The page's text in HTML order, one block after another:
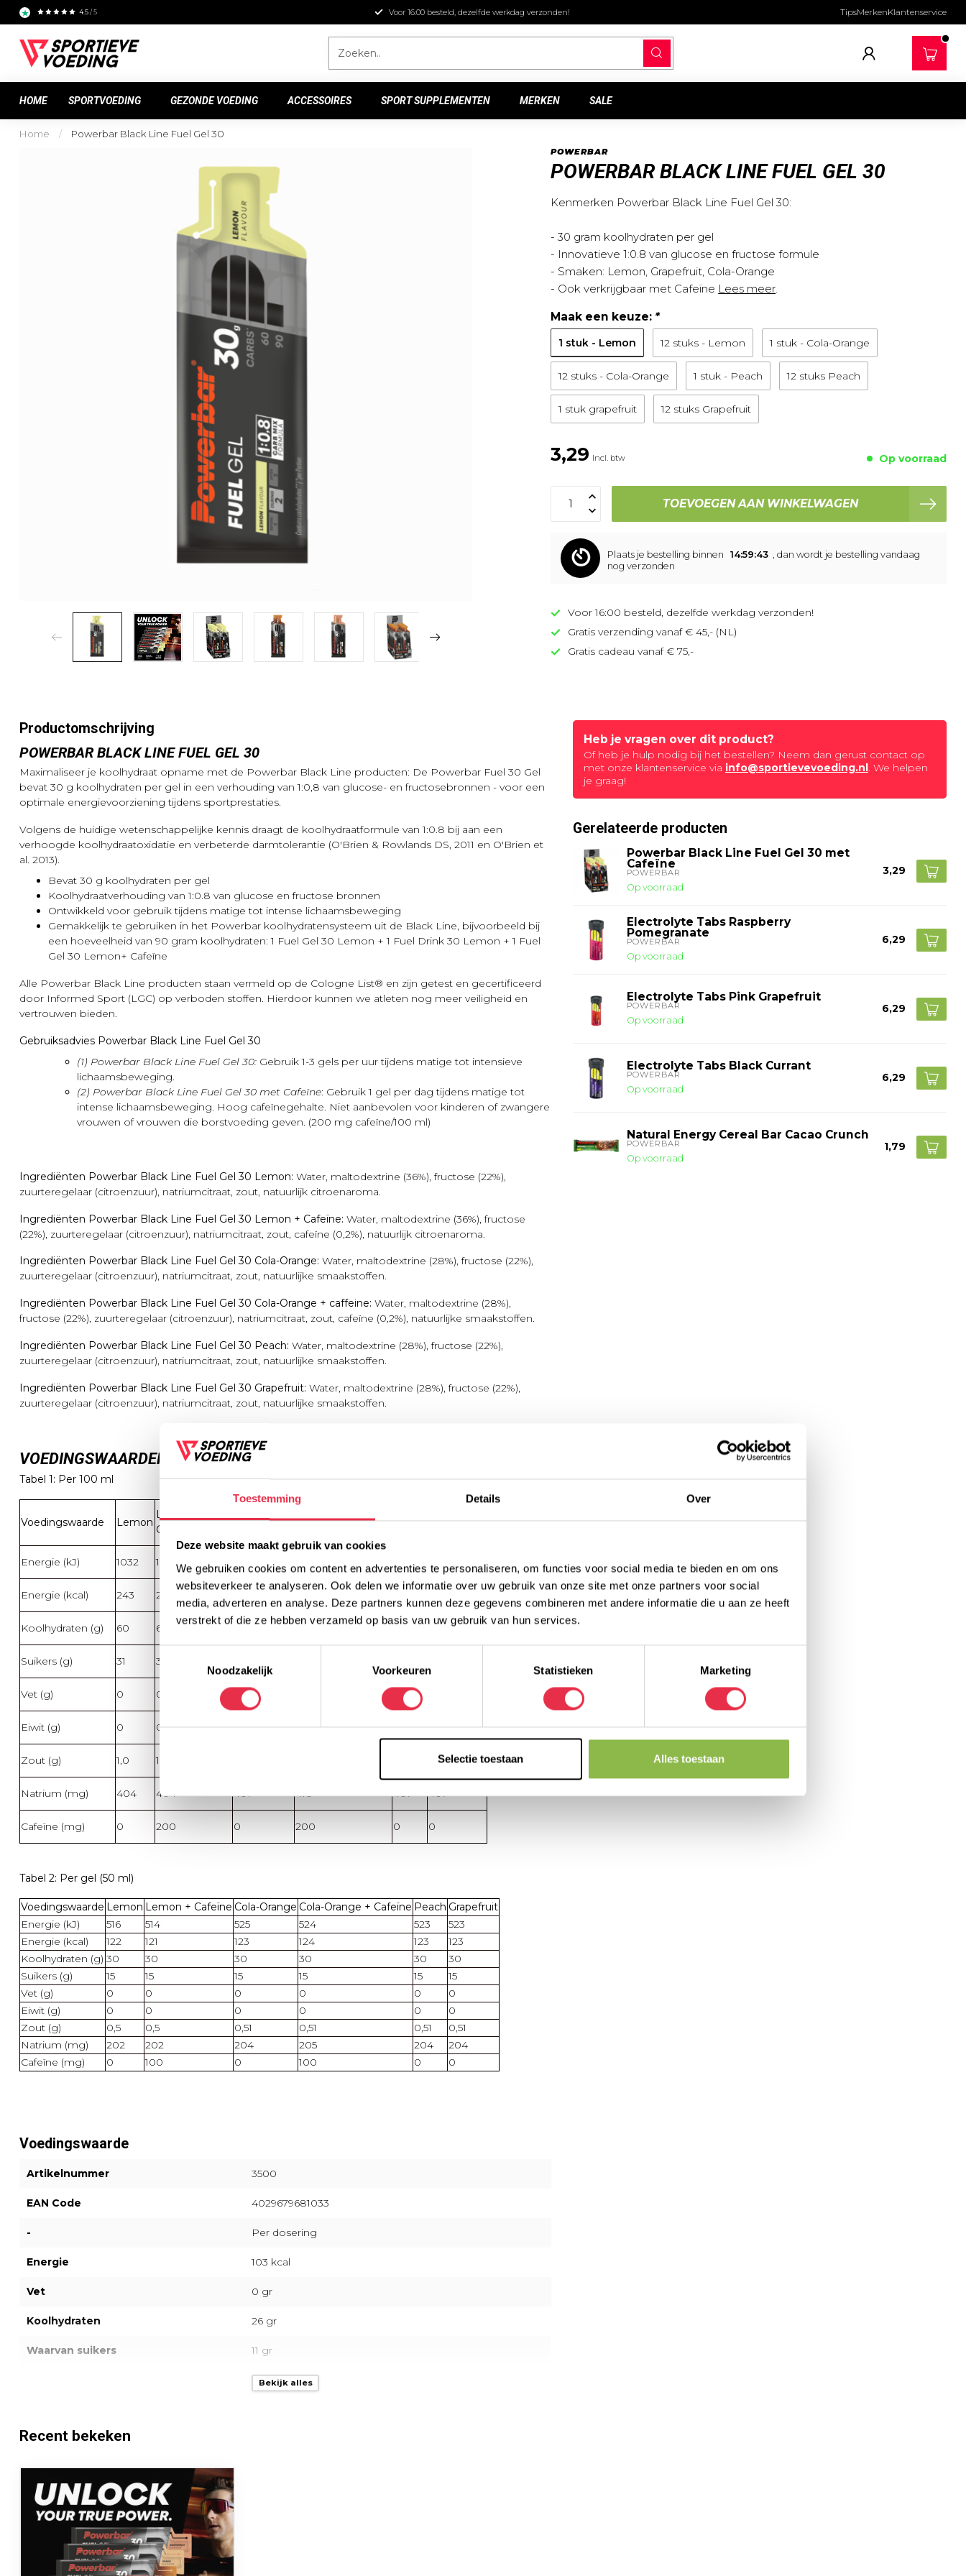
Toestemming Details Over
Deze website maakt gebruik van cookies
We gebruiken cookies om content en advertenties te personaliseren, om functies voor social media te bieden en om ons
websiteverkeer te analyseren. Ook delen we informatie over uw gebruik van onze site met onze partners voor social
media, adverteren en analyse. Deze partners kunnen deze gegevens combineren met andere informatie die u aan ze heeft
verstrekt of die ze hebben verzameld op basis van uw gebruik van hun services.
Noodzakelijk
Voorkeuren Statistieken Marketing
Selectie toestaan Alles toestaan
4.5/ 5 Voor 16:00 besteld, dezelfde werkdag verzonden! TipsMerkenKlantenservice
HOME SPORTVOEDING GEZONDE VOEDING ACCESSOIRES SPORT SUPPLEMENTEN MERKEN SALE
Home / Powerbar Black Line Fuel Gel 30
POWERBAR
POWERBAR BLACK LINE FUEL GEL 30
Kenmerken Powerbar Black Line Fuel Gel 30:
- 30 gram koolhydraten per gel
- Innovatieve 1:0.8 van glucose en fructose formule
- Smaken: Lemon, Grapefruit, Cola-Orange
- Ook verkrijgbaar met Cafeïne Lees meer.
Maak een keuze: *
1 stuk - Lemon 12 stuks - Lemon 1 stuk - Cola-Orange
12 stuks - Cola-Orange 1 stuk - Peach 12 stuks Peach
1 stuk grapefruit 12 stuks Grapefruit
3,29 Incl. btw Op voorraad
TOEVOEGEN AAN WINKELWAGEN
Plaats je bestelling binnen 14:59:43 , dan wordt je bestelling vandaag
nog verzonden
Voor 16:00 besteld, dezelfde werkdag verzonden!
Gratis verzending vanaf € 45,- (NL)
Gratis cadeau vanaf € 75,-
Productomschrijving
POWERBAR BLACK LINE FUEL GEL 30
Maximaliseer je koolhydraat opname met de Powerbar Black Line producten: De Powerbar Fuel 30 Gel
bevat 30 g koolhydraten per gel in een verhouding van 1:0,8 van glucose- en fructosebronnen - voor een
optimale energievoorziening tijdens sportprestaties.
Volgens de huidige wetenschappelijke kennis draagt de koolhydraatformule van 1:0.8 bij aan een
verhoogde koolhydraatoxidatie en verbeterde darmtolerantie (O'Brien & Rowlands DS, 2011 en O'Brien et
al. 2013).
Bevat 30 g koolhydraten per gel
Koolhydraatverhouding van 1:0.8 van glucose en fructose bronnen
Ontwikkeld voor gebruik tijdens matige tot intense lichaamsbeweging
Gemakkelijk te gebruiken in het Powerbar koolhydratensysteem uit de Black Line, bijvoorbeeld bij
een hoeveelheid van 90 gram koolhydraten: 1 Fuel Gel 30 Lemon + 1 Fuel Drink 30 Lemon + 1 Fuel
Gel 30 Lemon+ Cafeïne
Alle Powerbar Black Line producten staan vermeld op de Cologne List® en zijn getest en gecertificeerd
door Informed Sport (LGC) op verboden stoffen. Hierdoor kunnen we atleten nog meer veiligheid en
vertrouwen bieden.
Gebruiksadvies Powerbar Black Line Fuel Gel 30
(1) Powerbar Black Line Fuel Gel 30: Gebruik 1-3 gels per uur tijdens matige tot intensieve
lichaamsbeweging.
(2) Powerbar Black Line Fuel Gel 30 met Cafeïne: Gebruik 1 gel per dag tijdens matige tot
intense lichaamsbeweging. Hoog cafeïnegehalte. Niet aanbevolen voor kinderen of zwangere
vrouwen of vrouwen die borstvoeding geven. (200 mg cafeïne/100 ml)
Ingrediënten Powerbar Black Line Fuel Gel 30 Lemon: Water, maltodextrine (36%), fructose (22%),
zuurteregelaar (citroenzuur), natriumcitraat, zout, natuurlijk citroenaroma.
Ingrediënten Powerbar Black Line Fuel Gel 30 Lemon + Cafeïne: Water, maltodextrine (36%), fructose
(22%), zuurteregelaar (citroenzuur), natriumcitraat, zout, cafeïne (0,2%), natuurlijk citroenaroma.
Ingrediënten Powerbar Black Line Fuel Gel 30 Cola-Orange: Water, maltodextrine (28%), fructose (22%),
zuurteregelaar (citroenzuur), natriumcitraat, zout, natuurlijke smaakstoffen.
Ingrediënten Powerbar Black Line Fuel Gel 30 Cola-Orange + caffeine: Water, maltodextrine (28%),
fructose (22%), zuurteregelaar (citroenzuur), natriumcitraat, zout, cafeïne (0,2%), natuurlijke smaakstoffen.
Ingrediënten Powerbar Black Line Fuel Gel 30 Peach: Water, maltodextrine (28%), fructose (22%),
zuurteregelaar (citroenzuur), natriumcitraat, zout, natuurlijke smaakstoffen.
Ingrediënten Powerbar Black Line Fuel Gel 30 Grapefruit: Water, maltodextrine (28%), fructose (22%),
zuurteregelaar (citroenzuur), natriumcitraat, zout, natuurlijke smaakstoffen.
VOEDINGSWAARDEN:
Tabel 1: Per 100 ml
Voedingswaarde Lemon
Lemon +
Cafeïne
Peach Grapefruit
Energie (kJ) 1032 1028 1046 1046
Energie (kcal) 243 242
Koolhydraten (g) 60 60 61 61 61 61
Suikers (g) 31 31
Vet (g) 0 0
Eiwit (g) 0 0 0 0 0 0
Zout (g) 1,0 1,0 1,0
Natrium (mg) 404 404 407 410 407 407
Cafeïne (mg) 0 200 0 200 0 0
Tabel 2: Per gel (50 ml)
Voedingswaarde Lemon Lemon + Cafeïne Cola-Orange Cola-Orange + Cafeïne Peach Grapefruit
Energie (kJ)
516 514 525 524 523
523
Energie (kcal)
122 121 123 124 123
123
Koolhydraten (g) 30 30 30 30 30
30
Suikers (g)
15 15 15 15 15
15
Vet (g)
0 0 0 0 0
0
Eiwit (g)
0 0 0 0 0
0
Zout (g)
0,5 0,5 0,51 0,51 0,51
0,51
Natrium (mg)
202 202 204 205 204
204
Cafeïne (mg)
0 100 0 100 0 0
Voedingswaarde
Artikelnummer 3500
EAN Code 4029679681033
- Per dosering
Energie 103 kcal
Vet 0 gr
Koolhydraten 26 gr
Waarvan suikers 11 gr
0 gr
Zout
Bekijk alles
Heb je vragen over dit product?
Of heb je hulp nodig bij het bestellen? Neem dan gerust contact op
met onze klantenservice via info@sportievevoeding.nl. We helpen
je graag!
Gerelateerde producten
Powerbar Black Line Fuel Gel 30 met
Cafeïne
POWERBAR
Op voorraad
3,29
Electrolyte Tabs Raspberry
Pomegranate
POWERBAR
Op voorraad
6,29
Electrolyte Tabs Pink Grapefruit
POWERBAR
Op voorraad
6,29
Electrolyte Tabs Black Currant
POWERBAR
Op voorraad
6,29
Natural Energy Cereal Bar Cacao Crunch
POWERBAR
Op voorraad
1,79
Recent bekeken